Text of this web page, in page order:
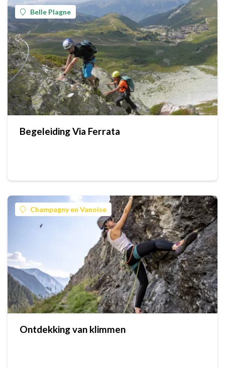
Belle Plagne
Begeleiding Via Ferrata
Champagny en Vanoise
Ontdekking van klimmen